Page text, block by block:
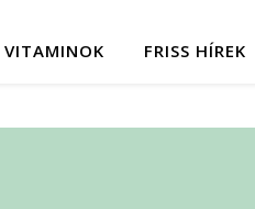
VITAMINOK FRISS HÍREK